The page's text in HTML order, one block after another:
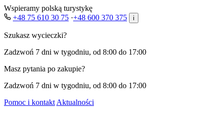
Wspieramy polską turystykę
+48 75 610 30 75 ·+48 600 370 375 i
Szukasz wycieczki?
Zadzwoń 7 dni w tygodniu, od 8:00 do 17:00
Masz pytania po zakupie?
Zadzwoń 7 dni w tygodniu, od 8:00 do 17:00
Pomoc i kontakt Aktualności